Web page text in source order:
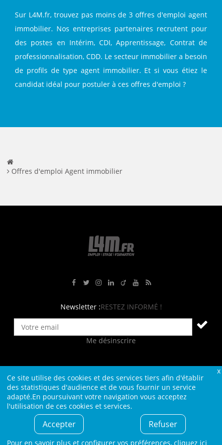
Ce site utilise des cookies et des services tiers afin d'établir
des statistiques d'audience et de vous fournir un service
adapté.En poursuivant votre navigation vous acceptez
l'utilisation de ces cookies et services.
Accepter Refuser
Pour en savoir plus et configurer vos préférences, cliquez ici
Sur L4M.fr, trouvez pas moins de 3 offres d'emploi agent
immobilier. Nos entreprises partenaires recrutent pour
des postes en Intérim, CDI, Apprentissage, Contrat de
professionnalisation, CDD. Le secteur immobilier a besoin
de profils de type agent immobilier. Et si vous étiez le
candidat idéal pour postuler à ces offres d'emploi ?
Offres d'emploi Agent immobilier
Newsletter :RESTEZ INFORMÉ !
Me désinscrire
Contact Plan du site Qui sommes-nous ?
Liens
Charte L4M
Conditions Générales
Cookies et confidentialité
Informations légales
© L4M - 2004-2026 -Tous droits réservés